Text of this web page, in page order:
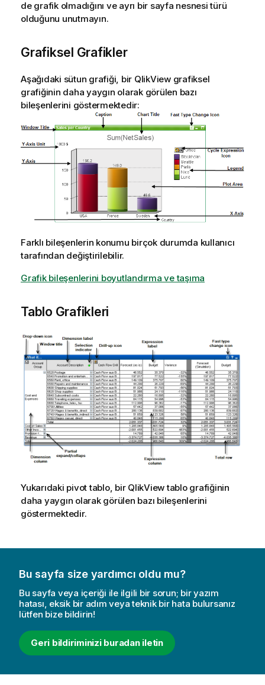
de grafik olmadığını ve ayrı bir sayfa nesnesi türü
olduğunu unutmayın.
Grafiksel Grafikler
Aşağıdaki sütun grafiği, bir QlikView grafiksel
grafiğinin daha yaygın olarak görülen bazı
bileşenlerini göstermektedir:
Farklı bileşenlerin konumu birçok durumda kullanıcı
tarafından değiştirilebilir.
Grafik bileşenlerini boyutlandırma ve taşıma
Tablo Grafikleri
Yukarıdaki pivot tablo, bir QlikView tablo grafiğinin
daha yaygın olarak görülen bazı bileşenlerini
göstermektedir.
Bu sayfa size yardımcı oldu mu?
Bu sayfa veya içeriği ile ilgili bir sorun; bir yazım
hatası, eksik bir adım veya teknik bir hata bulursanız
lütfen bize bildirin!
Geri bildiriminizi buradan iletin